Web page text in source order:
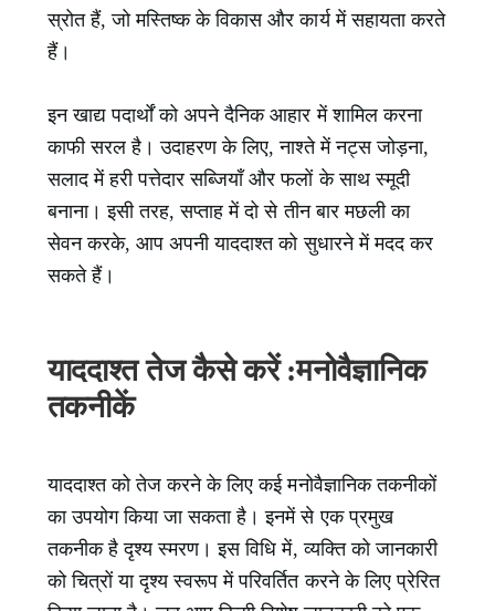
स्रोत हैं, जो मस्तिष्क के विकास और कार्य में सहायता करते
हैं।
इन खाद्य पदार्थों को अपने दैनिक आहार में शामिल करना
काफी सरल है। उदाहरण के लिए, नाश्ते में नट्स जोड़ना,
सलाद में हरी पत्तेदार सब्जियाँ और फलों के साथ स्मूदी
बनाना। इसी तरह, सप्ताह में दो से तीन बार मछली का
सेवन करके, आप अपनी याददाश्त को सुधारने में मदद कर
सकते हैं।
याददाश्त तेज कैसे करें :मनोवैज्ञानिक
तकनीकें
याददाश्त को तेज करने के लिए कई मनोवैज्ञानिक तकनीकों
का उपयोग किया जा सकता है। इनमें से एक प्रमुख
तकनीक है दृश्य स्मरण। इस विधि में, व्यक्ति को जानकारी
को चित्रों या दृश्य स्वरूप में परिवर्तित करने के लिए प्रेरित